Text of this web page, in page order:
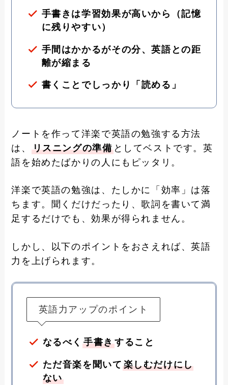
手書きは学習効果が高いから（記憶
に残りやすい）
手間はかかるがその分、英語との距
離が縮まる
書くことでしっかり「読める」
ノートを作って洋楽で英語の勉強する方法
は、 リスニングの準備としてベストです。英
語を始めたばかりの人にもピッタリ。
洋楽で英語の勉強は、たしかに「効率」は落
ちます。聞くだけだったり、歌詞を書いて満
足するだけでも、効果が得られません。
しかし、以下のポイントをおさえれば、英語
力を上げられます。
英語力アップのポイント
なるべく手書きすること
ただ音楽を聞いて 楽しむだけにし
ない